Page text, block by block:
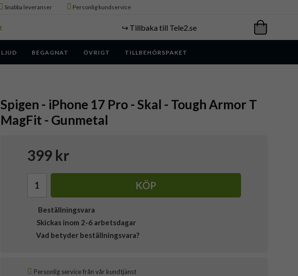
Snabba leveranser Personlig kundservice
↪️ Tillbaka till Tele2.se
LJUD BEGAGNAT ÖVRIGT TILLBEHÖRSPAKET
Spigen - iPhone 17 Pro - Skal - Tough Armor T
MagFit - Gunmetal
399 kr
KÖP
Beställningsvara
Skickas inom 2-6 arbetsdagar
Vad betyder beställningsvara?
Personlig service från vår kundtjänst